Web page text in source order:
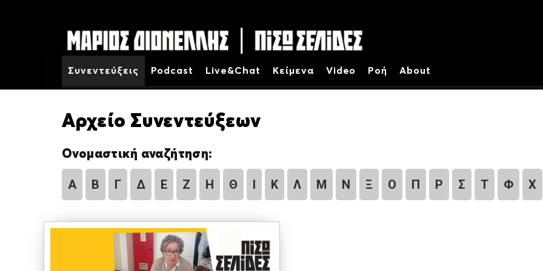
Συνεντεύξεις Podcast Live&Chat Κείμενα Video Ροή About
Αρχείο Συνεντεύξεων
Ονομαστική αναζήτηση:
Α Β Γ Δ Ε Ζ Η Θ Ι Κ Λ Μ Ν Ξ Ο Π Ρ Σ Τ Φ Χ